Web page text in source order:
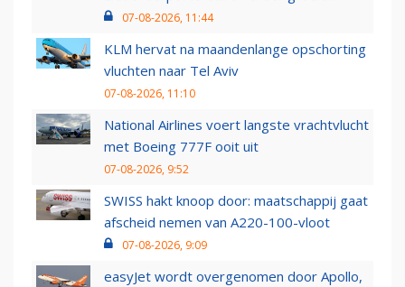
07-08-2026, 11:44
KLM hervat na maandenlange opschorting
vluchten naar Tel Aviv
07-08-2026, 11:10
National Airlines voert langste vrachtvlucht
met Boeing 777F ooit uit
07-08-2026, 9:52
SWISS hakt knoop door: maatschappij gaat
afscheid nemen van A220-100-vloot
07-08-2026, 9:09
easyJet wordt overgenomen door Apollo,